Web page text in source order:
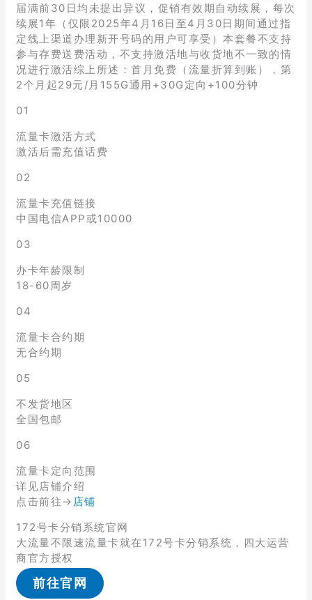
届满前30日均未提出异议，促销有效期自动续展，每次
续展1年（仅限2025年4月16日至4月30日期间通过指
定线上渠道办理新开号码的用户可享受）本套餐不支持
参与存费送费活动，不支持激活地与收货地不一致的情
况进行激活综上所述：首月免费（流量折算到账），第
2个月起29元/月155G通用+30G定向+100分钟
01
流量卡激活方式
激活后需充值话费
02
流量卡充值链接
中国电信APP或10000
03
办卡年龄限制
18-60周岁
04
流量卡合约期
无合约期
05
不发货地区
全国包邮
06
流量卡定向范围
详见店铺介绍
点击前往→ 店铺
172号卡分销系统官网
大流量不限速流量卡就在172号卡分销系统，四大运营
商官方授权
前往官网